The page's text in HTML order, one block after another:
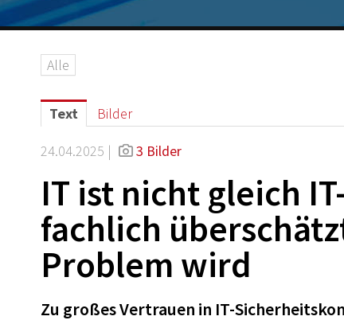
Alle
Text Bilder
24.04.2025 | 3 Bilder
IT ist nicht gleich
fachlich
Problem wird
Zu großes Vertrauen in IT-